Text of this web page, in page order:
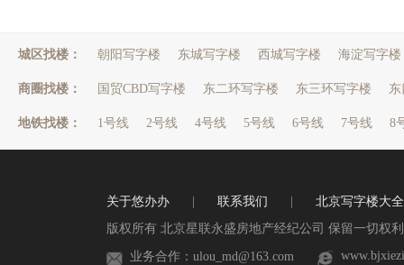
城区找楼： 朝阳写字楼 东城写字楼 西城写字楼 海淀写字楼
商圈找楼： 国贸CBD写字楼 东二环写字楼 东三环写字楼
地铁找楼： 1号线 2号线 4号线 5号线 6号线 7号线 8
关于悠办办 联系我们
北京写字楼大全
版权所有 北京星联永盛房地产经纪公司 保留一切权
业务合作：ulou_md@163.com